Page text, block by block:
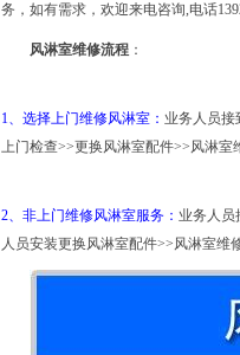
务，如有需求，欢迎来电咨询,电话
风淋室维修流程 ：
1、选择上门维修风淋室： 业务人员接
上门检查>>更换风淋室配件>>风淋室
2、非上门维修风淋室服务： 业务人员
人员安装更换风淋室配件>>风淋室维